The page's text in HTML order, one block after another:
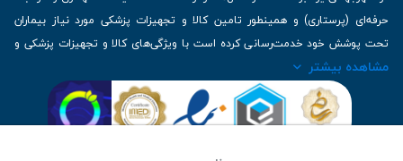
حرفه‌ای (پرستاری) و همینطور تامین کالا و تجهیزات پزشکی مورد نیاز بیماران
تحت پوشش خود خدمت‌رسانی کرده است با ویژگی‌های کالا و تجهیزات پزشکی و
برترین برندهای موجود در بازار اطلاعات بسیار ارزشمندی را دارا می‌باشد
| تلفن تماس : 36333383-035 | ایمیل: Info@Sib115.com
مشاهده بیشتر